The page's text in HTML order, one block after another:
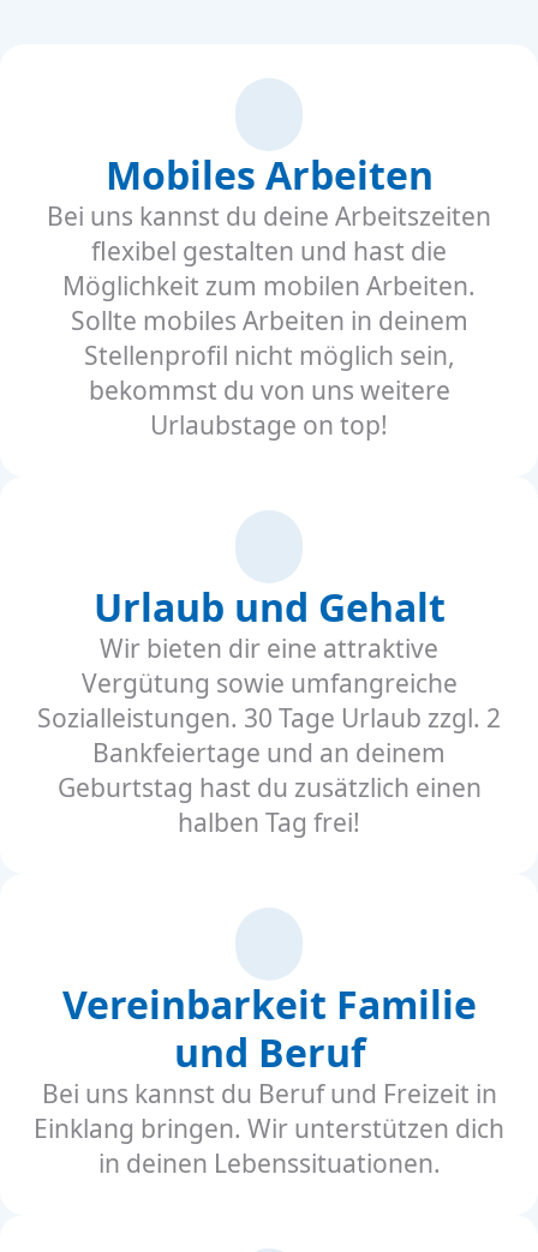
Mobiles Arbeiten
Bei uns kannst du deine Arbeitszeiten
flexibel gestalten und hast die
Möglichkeit zum mobilen Arbeiten.
Sollte mobiles Arbeiten in deinem
Stellenprofil nicht möglich sein,
bekommst du von uns weitere
Urlaubstage on top!
Urlaub und Gehalt
Wir bieten dir eine attraktive
Vergütung sowie umfangreiche
Sozialleistungen. 30 Tage Urlaub zzgl. 2
Bankfeiertage und an deinem
Geburtstag hast du zusätzlich einen
halben Tag frei!
Vereinbarkeit Familie
und Beruf
Bei uns kannst du Beruf und Freizeit in
Einklang bringen. Wir unterstützen dich
in deinen Lebenssituationen.